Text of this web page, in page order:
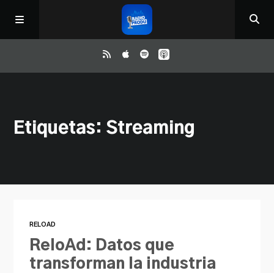
ReloAd
Contacto
Etiquetas: Streaming
RELOAD
ReloAd: Datos que
transforman la industria